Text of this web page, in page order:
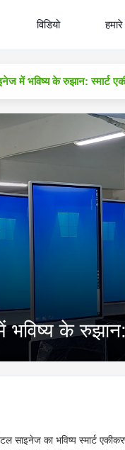
विडियो
में भविष्य के रुझान: स्मार्ट
के
साइनेज का भविष्य स्मार्ट